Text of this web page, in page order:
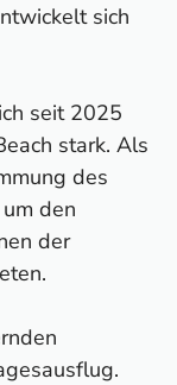
sich
seit 2025
stark. Als
des
den
der